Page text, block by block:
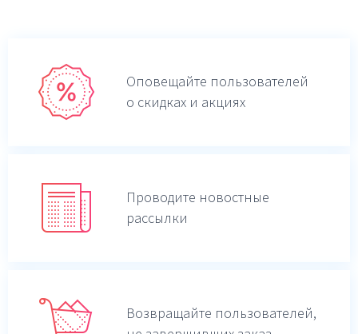
Оповещайте пользователей
о скидках и акциях
Проводите новостные
рассылки
Возвращайте пользователей,